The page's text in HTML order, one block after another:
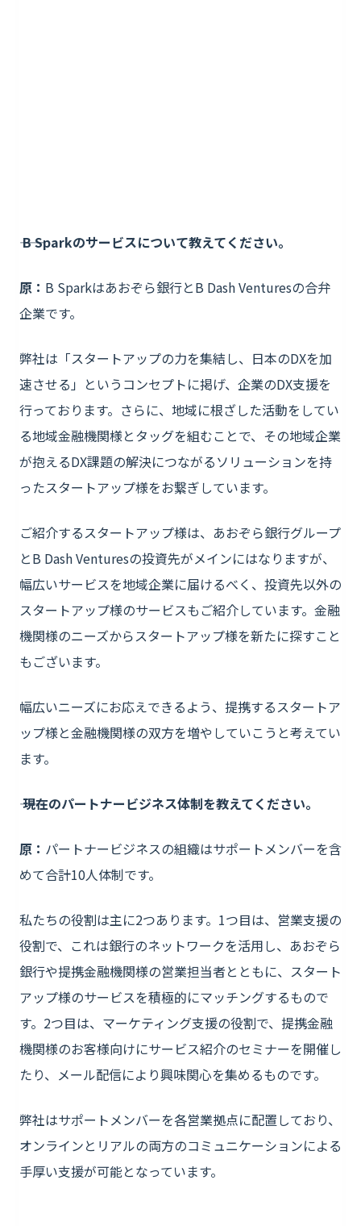
―― B Sparkのサービスについて教えてください。
原： B Sparkはあおぞら銀行とB Dash Venturesの合弁
企業です。
弊社は「スタートアップの力を集結し、日本のDXを加
速させる」というコンセプトに掲げ、企業のDX支援を
行っております。さらに、地域に根ざした活動をしてい
る地域金融機関様とタッグを組むことで、その地域企業
が抱えるDX課題の解決につながるソリューションを持
ったスタートアップ様をお繋ぎしています。
ご紹介するスタートアップ様は、あおぞら銀行グループ
とB Dash Venturesの投資先がメインにはなりますが、
幅広いサービスを地域企業に届けるべく、投資先以外の
スタートアップ様のサービスもご紹介しています。金融
機関様のニーズからスタートアップ様を新たに探すこと
もございます。
幅広いニーズにお応えできるよう、提携するスタートア
ップ様と金融機関様の双方を増やしていこうと考えてい
ます。
―― 現在のパートナービジネス体制を教えてください。
原： パートナービジネスの組織はサポートメンバーを含
めて合計10人体制です。
私たちの役割は主に2つあります。1つ目は、営業支援の
役割で、これは銀行のネットワークを活用し、あおぞら
銀行や提携金融機関様の営業担当者とともに、スタート
アップ様のサービスを積極的にマッチングするもので
す。2つ目は、マーケティング支援の役割で、提携金融
機関様のお客様向けにサービス紹介のセミナーを開催し
たり、メール配信により興味関心を集めるものです。
弊社はサポートメンバーを各営業拠点に配置しており、
オンラインとリアルの両方のコミュニケーションによる
手厚い支援が可能となっています。